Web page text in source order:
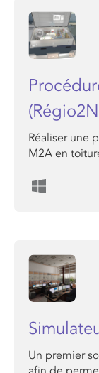
Réaliser une
M2A en
Un premier